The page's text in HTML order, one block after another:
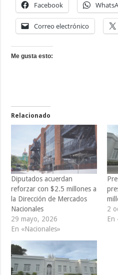
Facebook
Correo electrónico
Me gusta esto:
Relacionado
Diputados acuerdan
reforzar con $2.5 millones a
la Dirección de Mercados
Nacionales
29 mayo, 2026
En «Nacionales»
2
En